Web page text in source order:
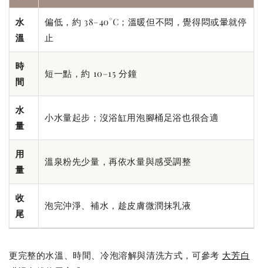
水
溫
偏低，約 38–40°C；溫暖但不悶，覺得悶或暈就停
止
時
間
短一點，約 10–15 分鐘
水
量
小水量起步；沒浴缸用泡腳桶足浴也很合適
用
量
溫泉粉先少量，再依水量與感受調整
收
尾
泡完沖淨、補水，趁皮膚微潤抹乳液
更完整的水溫、時間、冷泡溶解與清洗方式，可參考 大芳白